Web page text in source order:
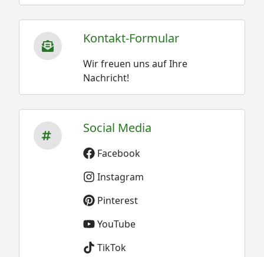
Kontakt-Formular
Wir freuen uns auf Ihre
Nachricht!
Social Media
Facebook
Instagram
Pinterest
YouTube
TikTok